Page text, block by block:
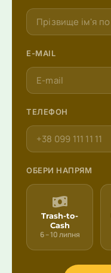
E-MAIL
ТЕЛЕФОН
ОБЕРИ НАПРЯМ
Trash-to-
Cash
6 – 10 липня